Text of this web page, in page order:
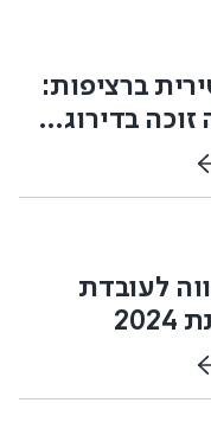
ברציפות:
בדירוג…
לעובדת